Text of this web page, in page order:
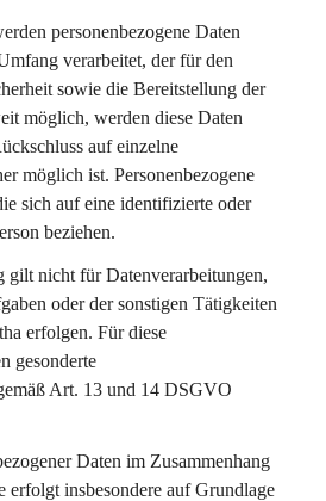
personenbezogene Daten
verarbeitet, der für den
sowie die Bereitstellung der
möglich, werden diese Daten
auf einzelne
möglich ist. Personenbezogene
sich auf eine identifizierte oder
beziehen.
gilt nicht für Datenverarbeitungen,
oder der sonstigen Tätigkeiten
erfolgen. Für diese
gesonderte
Art. 13 und 14 DSGVO
Daten im Zusammenhang
erfolgt insbesondere auf Grundlage